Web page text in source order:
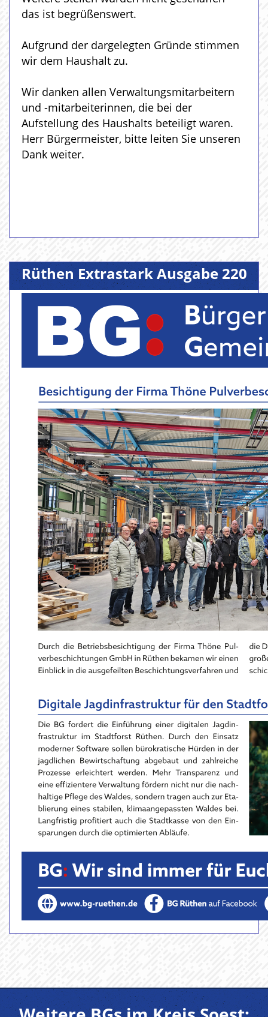
das ist begrüßenswert.
Aufgrund der dargelegten Gründe stimmen
wir dem Haushalt zu.
Wir danken allen Verwaltungsmitarbeitern
und -mitarbeiterinnen, die bei der
Aufstellung des Haushalts beteiligt waren.
Herr Bürgermeister, bitte leiten Sie unseren
Dank weiter.
Rüthen Extrastark Ausgabe 220